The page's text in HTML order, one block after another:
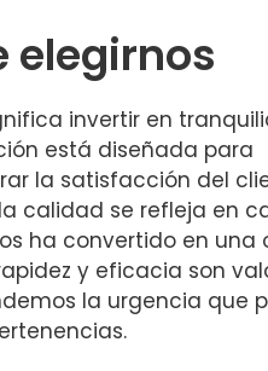
elegirnos
invertir en
está diseñada para
la satisfacción del
calidad se refleja en
ha convertido en una
y eficacia son
la urgencia que